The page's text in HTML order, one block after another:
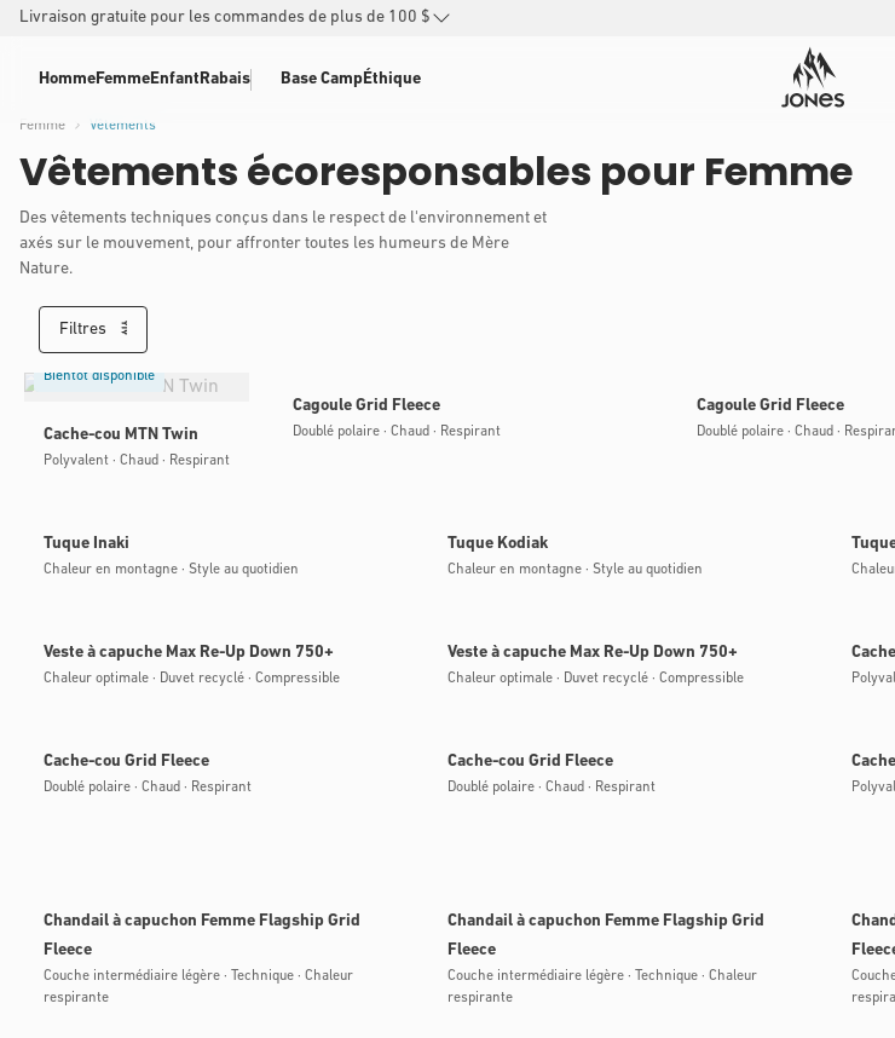
HommeFemmeEnfantRabais Base CampÉthique
Livraison gratuite pour les commandes de plus de 100 $
Femme Vêtements
Vêtements écoresponsables pour Femme
Des vêtements techniques conçus dans le respect de l'environnement et
axés sur le mouvement, pour affronter toutes les humeurs de Mère
Nature.
Filtres
Bientôt disponible
Cache-cou MTN Twin
Polyvalent · Chaud · Respirant
Cagoule Grid Fleece
Doublé polaire · Chaud · Respirant
Cagoule Grid Fleece
Doublé polaire · Chaud ·
Tuque Inaki
Chaleur en montagne · Style au quotidien
Tuque Kodiak
Chaleur en montagne · Style au quotidien
Veste à capuche Max Re-Up Down 750+
Chaleur optimale · Duvet recyclé · Compressible
Veste à capuche Max Re-Up Down 750+
Chaleur optimale · Duvet recyclé · Compressible
Cache-cou Grid Fleece
Doublé polaire · Chaud · Respirant
Cache-cou Grid Fleece
Doublé polaire · Chaud · Respirant
Chandail à capuchon Femme Flagship Grid
Fleece
Couche intermédiaire légère · Technique · Chaleur
respirante
Chandail à capuchon Femme Flagship Grid
Fleece
Couche intermédiaire légère · Technique · Chaleur
respirante